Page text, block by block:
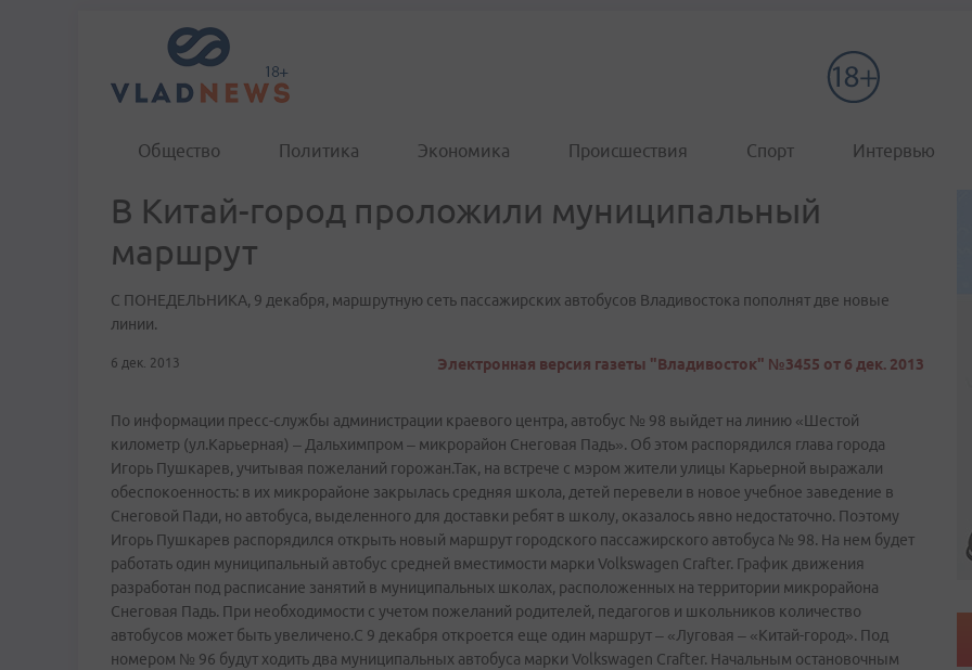
Общество Политика Экономика Происшествия Спорт Интервью
В Китай-город проложили муниципальный
маршрут
С ПОНЕДЕЛЬНИКА, 9 декабря, маршрутную сеть пассажирских автобусов Владивостока пополнят две новые
линии.
6 дек. 2013 Электронная версия газеты "Владивосток" №3455 от 6 дек. 2013
По информации пресс-службы администрации краевого центра, автобус № 98 выйдет на линию «Шестой
километр (ул.Карьерная) – Дальхимпром – микрорайон Снеговая Падь». Об этом распорядился глава города
Игорь Пушкарев, учитывая пожеланий горожан.Так, на встрече с мэром жители улицы Карьерной выражали
обеспокоенность: в их микрорайоне закрылась средняя школа, детей перевели в новое учебное заведение в
Снеговой Пади, но автобуса, выделенного для доставки ребят в школу, оказалось явно недостаточно. Поэтому
Игорь Пушкарев распорядился открыть новый маршрут городского пассажирского автобуса № 98. На нем будет
работать один муниципальный автобус средней вместимости марки Volkswagen Crafter. График движения
разработан под расписание занятий в муниципальных школах, расположенных на территории микрорайона
Снеговая Падь. При необходимости с учетом пожеланий родителей, педагогов и школьников количество
автобусов может быть увеличено.С 9 декабря откроется еще один маршрут – «Луговая – «Китай-город». Под
номером № 96 будут ходить два муниципальных автобуса марки Volkswagen Crafter. Начальным остановочным